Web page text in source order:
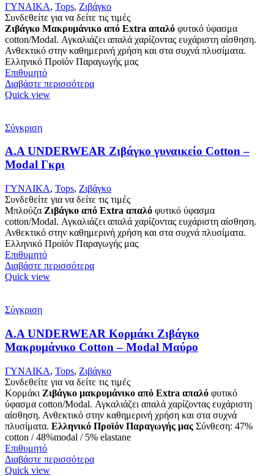
ΓΥΝΑΙΚΑ, Tops, Ζιβάγκο
Συνδεθείτε για να δείτε τις τιμές
Ζιβάγκο Μακρυμάνικο από Extra απαλό φυτικό ύφασμα
cotton/Modal. Αγκαλιάζει απαλά χαρίζοντας ευχάριστη αίσθηση.
Ανθεκτικό στην καθημερινή χρήση και στα συχνά πλυσίματα.
Ελληνικό Προϊόν Παραγωγής μας
Επιθυμητό
Διαβάστε περισσότερα
Quick view
Σύγκριση
Α.A UNDERWEAR Ζιβάγκο γυναικείο Cotton –
Modal Γκρι
ΓΥΝΑΙΚΑ, Tops, Ζιβάγκο
Συνδεθείτε για να δείτε τις τιμές
Μπλούζα Ζιβάγκο από Extra απαλό φυτικό ύφασμα
cotton/Modal. Αγκαλιάζει απαλά χαρίζοντας ευχάριστη αίσθηση.
Ανθεκτικό στην καθημερινή χρήση και στα συχνά πλυσίματα.
Ελληνικό Προϊόν Παραγωγής μας
Επιθυμητό
Διαβάστε περισσότερα
Quick view
Σύγκριση
A.A UNDERWEAR Κορμάκι Ζιβάγκο
Μακρυμάνικο Cotton – Modal Μαύρο
ΓΥΝΑΙΚΑ, Tops, Ζιβάγκο
Συνδεθείτε για να δείτε τις τιμές
Κορμάκι Ζιβάγκο μακρυμάνικο από Extra απαλό φυτικό
ύφασμα cotton/Modal. Αγκαλιάζει απαλά χαρίζοντας ευχάριστη
αίσθηση. Ανθεκτικό στην καθημερινή χρήση και στα συχνά
πλυσίματα. Ελληνικό Προϊόν Παραγωγής μας Σύνθεση: 47%
cotton / 48%modal / 5% elastane
Επιθυμητό
Διαβάστε περισσότερα
Quick view